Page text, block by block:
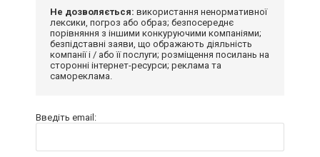
Не дозволяється: використання ненормативної
лексики, погроз або образ; безпосереднє
порівняння з іншими конкуруючими компаніями;
безпідставні заяви, що ображають діяльність
компанії і / або її послуги; розміщення посилань на
сторонні інтернет-ресурси; реклама та
самореклама.
Введіть email: